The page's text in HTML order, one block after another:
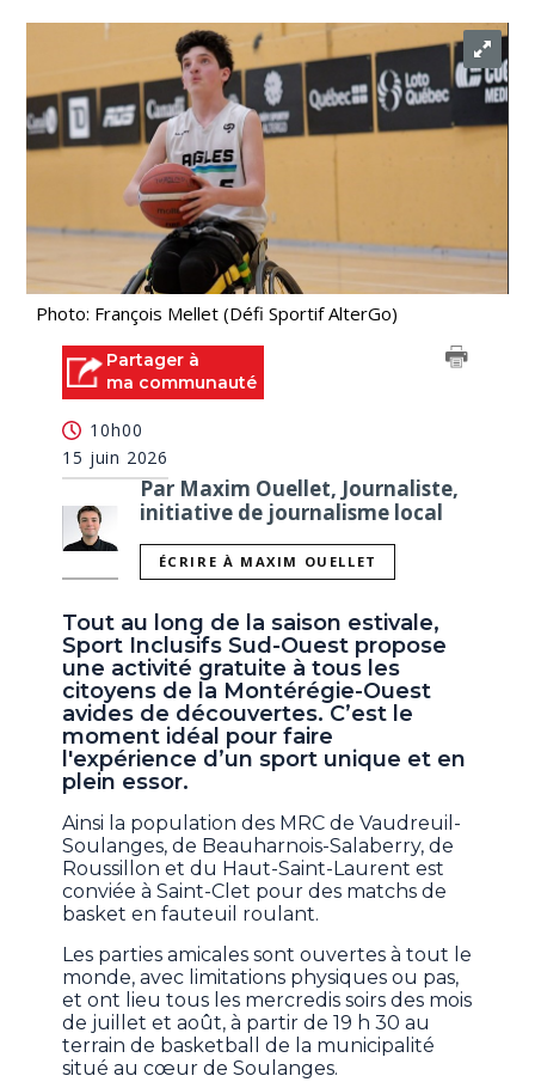
Photo: François Mellet (Défi Sportif AlterGo)
Partager à
ma communauté
10h00
15 juin 2026
Par Maxim Ouellet, Journaliste,
initiative de journalisme local
ÉCRIRE À MAXIM OUELLET
Tout au long de la saison estivale,
Sport Inclusifs Sud-Ouest propose
une activité gratuite à tous les
citoyens de la Montérégie-Ouest
avides de découvertes. C’est le
moment idéal pour faire
l'expérience d’un sport unique et en
plein essor.
Ainsi la population des MRC de Vaudreuil-
Soulanges, de Beauharnois-Salaberry, de
Roussillon et du Haut-Saint-Laurent est
conviée à Saint-Clet pour des matchs de
basket en fauteuil roulant.
Les parties amicales sont ouvertes à tout le
monde, avec limitations physiques ou pas,
et ont lieu tous les mercredis soirs des mois
de juillet et août, à partir de 19 h 30 au
terrain de basketball de la municipalité
situé au cœur de Soulanges.